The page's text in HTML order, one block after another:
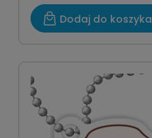
Dodaj do koszyka